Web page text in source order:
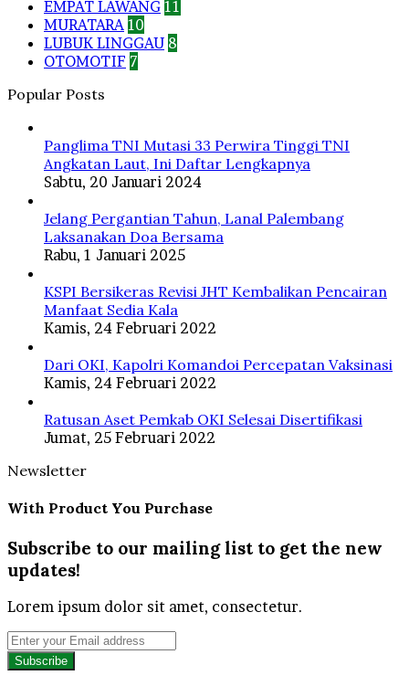
EMPAT LAWANG 11
MURATARA 10
LUBUK LINGGAU 8
OTOMOTIF 7
Popular Posts
Panglima TNI Mutasi 33 Perwira Tinggi TNI
Angkatan Laut, Ini Daftar Lengkapnya
Sabtu, 20 Januari 2024
Jelang Pergantian Tahun, Lanal Palembang
Laksanakan Doa Bersama
Rabu, 1 Januari 2025
KSPI Bersikeras Revisi JHT Kembalikan Pencairan
Manfaat Sedia Kala
Kamis, 24 Februari 2022
Dari OKI, Kapolri Komandoi Percepatan Vaksinasi
Kamis, 24 Februari 2022
Ratusan Aset Pemkab OKI Selesai Disertifikasi
Jumat, 25 Februari 2022
Newsletter
With Product You Purchase
Subscribe to our mailing list to get the new
updates!
Lorem ipsum dolor sit amet, consectetur.
Enter
your
Email